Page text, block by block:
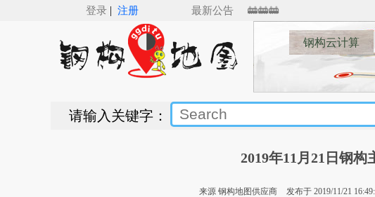
登录 | 注册 最新公告
（v5.0）来了，Revit钢结构建模新纪元___🚋🚋🚋🚋
钢构云计算
请输入关键字：
2019年11月21日钢构
来源 钢构地图供应商 发布于 2019/11/21